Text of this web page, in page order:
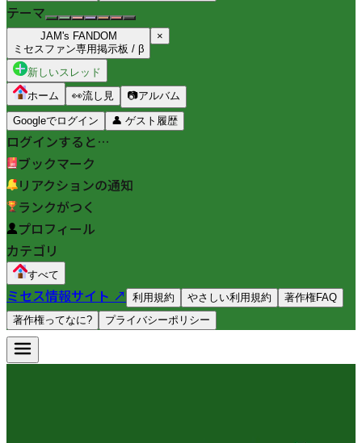
テーマ
JAM's FANDOM
ミセスファン専用掲示板 / β
×
新しいスレッド
ホーム
👀流し見 📷アルバム
Googleでログイン 👤 ゲスト履歴
ログインすると…
ブックマーク
リアクションの通知
ランクがつく
プロフィール
カテゴリ
すべて
ミセス情報サイト ↗ 利用規約 やさしい利用規約
著作権FAQ
著作権ってなに?
プライバシーポリシー